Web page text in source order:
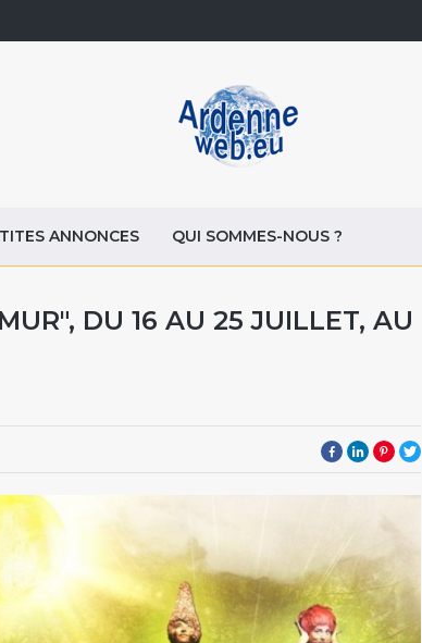
ANNONCES QUI SOMMES-NOUS ?
DU 16 AU 25 JUILLET, AU